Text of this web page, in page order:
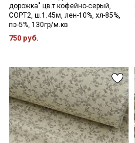
дорожка" цв.т.кофейно-серый,
СОРТ2, ш.1.45м, лен-10%, хл-85%,
пэ-5%, 130гр/м.кв
750 руб.